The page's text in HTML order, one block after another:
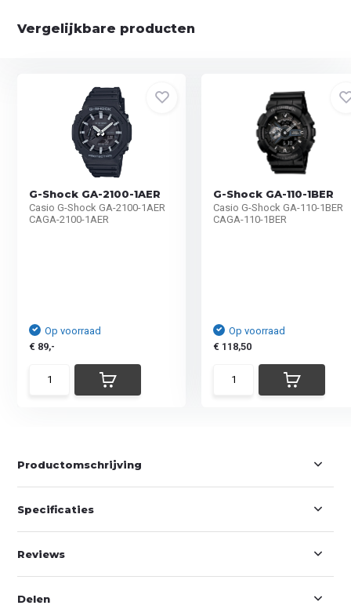
Vergelijkbare producten
G-Shock GA-2100-1AER
Casio G-Shock GA-2100-1AER
CAGA-2100-1AER
Op voorraad
€ 89,-
G-Shock GA-110-1BER
Casio G-Shock GA-110-1BER
CAGA-110-1BER
Op voorraad
€ 118,50
Productomschrijving
Specificaties
Reviews
Delen